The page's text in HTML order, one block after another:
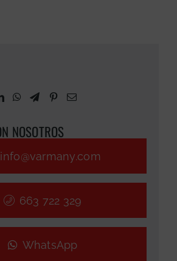
NOSOTROS
info@varmany.com
663 722 329
WhatsApp